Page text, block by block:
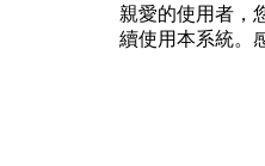
親愛的使用者，
續使用本系統。